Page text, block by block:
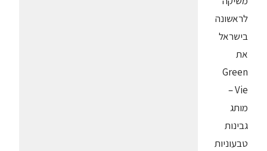
לראשונה
בישראל
את
Green
Vie –
מותג
גבינות
טבעוניות